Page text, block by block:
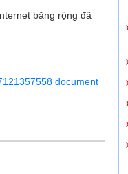
băng rộng đã
document